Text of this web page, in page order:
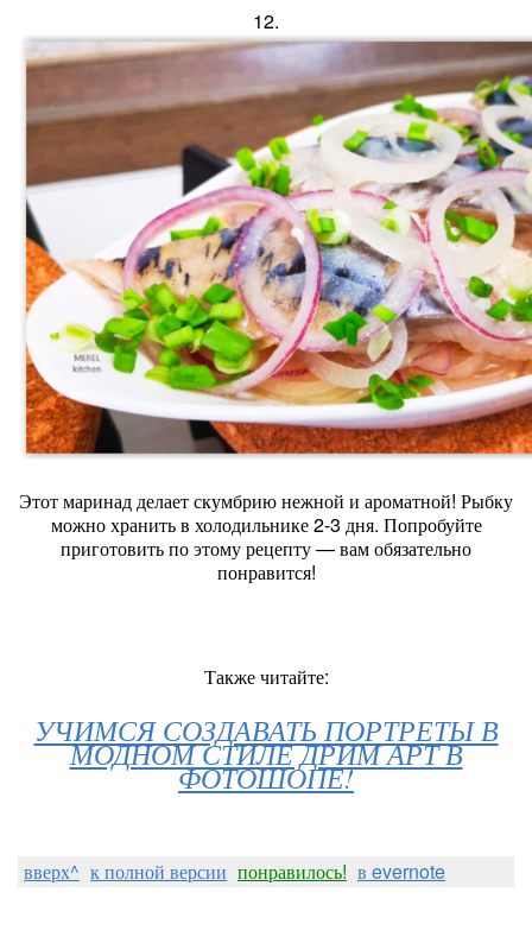
12.
Этот маринад делает скумбрию нежной и ароматной! Рыбку
можно хранить в холодильнике 2-3 дня. Попробуйте
приготовить по этому рецепту — вам обязательно
понравится!
Также читайте:
УЧИМСЯ СОЗДАВАТЬ ПОРТРЕТЫ В
МОДНОМ СТИЛЕ ДРИМ АРТ В
ФОТОШОПЕ!
вверх^ к полной версии понравилось! в evernote